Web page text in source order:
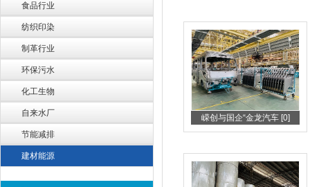
食品行业
纺织印染
制革行业
环保污水
化工生物
自来水厂
节能减排
建材能源
嵘创与国企“金龙汽车 [0]